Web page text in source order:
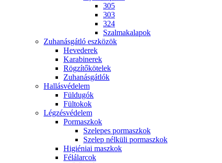
305
303
324
Szalmakalapok
Zuhanásgátló eszközök
Hevederek
Karabinerek
Rögzítőkötelek
Zuhanásgátlók
Hallásvédelem
Füldugók
Fültokok
Légzésvédelem
Pormaszkok
Szelepes pormaszkok
Szelep nélküli pormaszkok
Higiéniai maszkok
Félálarcok